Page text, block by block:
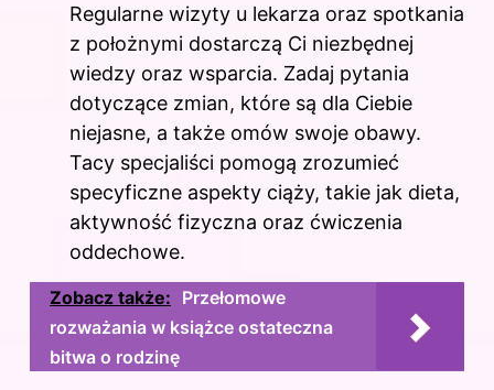
Regularne wizyty u lekarza oraz spotkania
z położnymi dostarczą Ci niezbędnej
wiedzy oraz wsparcia. Zadaj pytania
dotyczące zmian, które są dla Ciebie
niejasne, a także omów swoje obawy.
Tacy specjaliści pomogą zrozumieć
specyficzne aspekty ciąży, takie jak dieta,
aktywność fizyczna oraz ćwiczenia
oddechowe.
Zobacz także: Przełomowe
rozważania w książce ostateczna
bitwa o rodzinę